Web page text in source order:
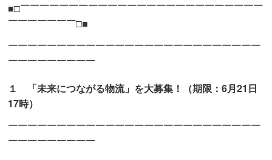
■□￣￣￣￣￣￣￣￣￣￣￣￣￣￣￣￣￣￣￣￣￣￣￣￣￣
￣￣￣￣￣￣￣□■
￣￣￣￣￣￣￣￣￣￣￣￣￣￣￣￣￣￣￣￣￣￣￣￣￣￣
￣￣￣￣￣￣￣￣￣
１ 「未来につながる物流」を大募集！（期限：6月21日
17時）
￣￣￣￣￣￣￣￣￣￣￣￣￣￣￣￣￣￣￣￣￣￣￣￣￣￣
￣￣￣￣￣￣￣￣￣